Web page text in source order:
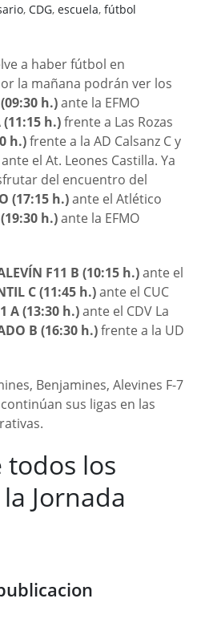
,CDG,escuela,fútbol
a haber fútbol en
la mañana podrán ver los
(09:30 h.)ante la EFMO
(11:15 h.)frente a Las Rozas
h.)frente a la AD Calsanz C y
ante el At. Leones Castilla. Ya
del encuentro del
(17:15 h.)ante el Atlético
h.)ante la EFMO
F11 B (10:15 h.)ante el
C (11:45 h.)ante el CUC
A (13:30 h.)ante el CDV La
B (16:30 h.)frente a la UD
Benjamines, Alevines F-7
sus ligas en las
todos los
Jornada